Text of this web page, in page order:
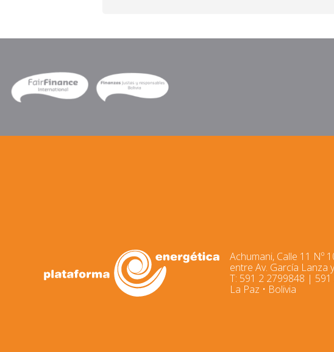
Achumani, Calle 11 Nº
entre Av. García Lanza
T: 591 2 2799848 |
La Paz • Bolivia